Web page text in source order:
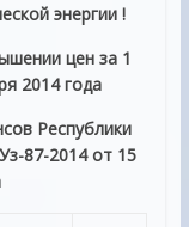
энергии !
цен за 1
2014 года
Республики
87-2014 от 15